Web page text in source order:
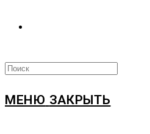
МЕНЮ ЗАКРЫТЬ